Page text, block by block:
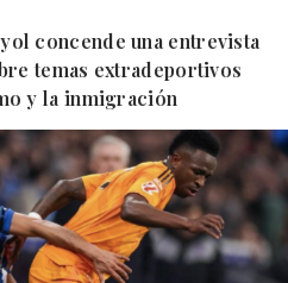
concende una entrevista
temas extradeportivos
y la inmigración